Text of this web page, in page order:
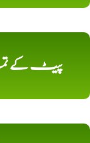
پیٹ کے